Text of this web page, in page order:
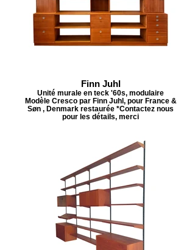
Finn Juhl
Unité murale en teck '60s, modulaire
Modèle Cresco par Finn Juhl, pour France &
Søn , Denmark restaurée *Contactez nous
pour les détails, merci